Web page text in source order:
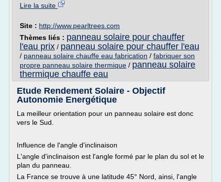
Lire la suite
Site : http://www.pearltrees.com
Thèmes liés : panneau solaire pour chauffer
l'eau prix / panneau solaire pour chauffer l'eau
/ panneau solaire chauffe eau fabrication / fabriquer son
propre panneau solaire thermique / panneau solaire
thermique chauffe eau
Etude Rendement Solaire - Objectif
Autonomie Energétique
La meilleur orientation pour un panneau solaire est donc
vers le Sud.
Influence de l'angle d'inclinaison
L'angle d'inclinaison est l'angle formé par le plan du sol et le
plan du panneau.
La France se trouve à une latitude 45° Nord, ainsi, l'angle